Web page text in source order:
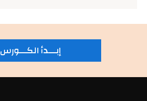
إبـــدأ الكـــورس